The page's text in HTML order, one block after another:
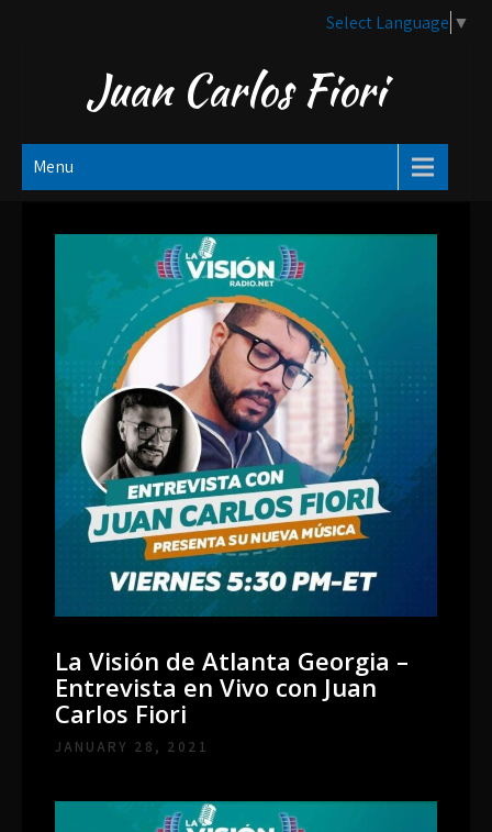
Select Language ▼
Juan Carlos Fiori
Menu
La Visión de Atlanta Georgia –
Entrevista en Vivo con Juan
Carlos Fiori
JANUARY 28, 2021